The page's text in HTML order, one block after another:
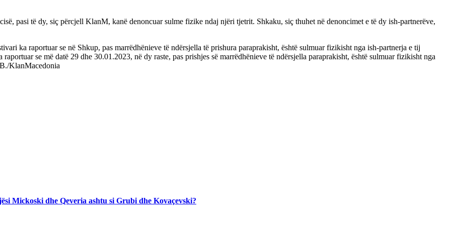
pasi të dy, siç përcjell KlanM, kanë denoncuar sulme fizike ndaj njëri tjetrit. Shkaku, siç thuhet në denoncimet e të dy ish-partnerëve,
ka raportuar se në Shkup, pas marrëdhënieve të ndërsjella të prishura paraprakisht, është sulmuar fizikisht nga ish-partnerja e tij
se më datë 29 dhe 30.01.2023, në dy raste, pas prishjes së marrëdhënieve të ndërsjella paraprakisht, është sulmuar fizikisht nga
KlanMacedonia
Mickoski dhe Qeveria ashtu si Grubi dhe Kovaçevski?